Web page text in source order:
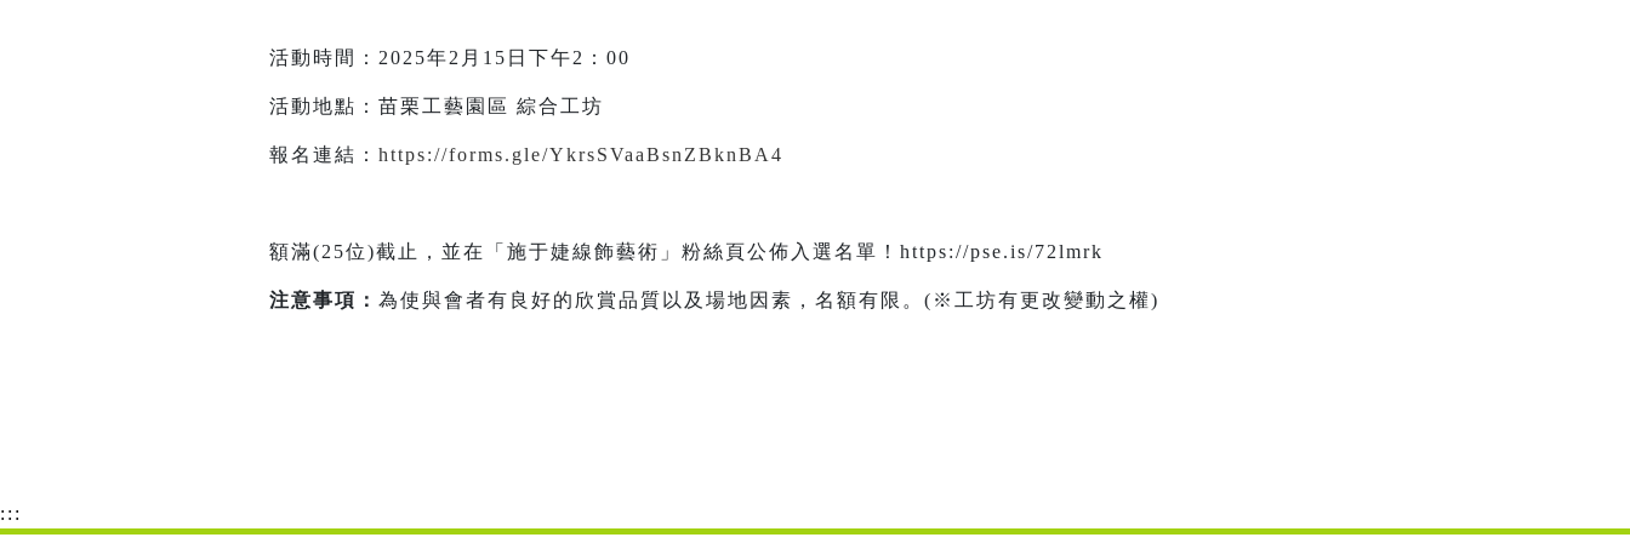
活動時間：2025年2月15日下午2：00
活動地點：苗栗工藝園區 綜合工坊
報名連結： https://forms.gle/YkrsSVaaBsnZBknBA4
額滿(25位)截止，並在「施于婕線飾藝術」粉絲頁公佈入選名單！https://pse.is/72lmrk
注意事項： 為使與會者有良好的欣賞品質以及場地因素，名額有限。(※工坊有更改變動之權)
:::